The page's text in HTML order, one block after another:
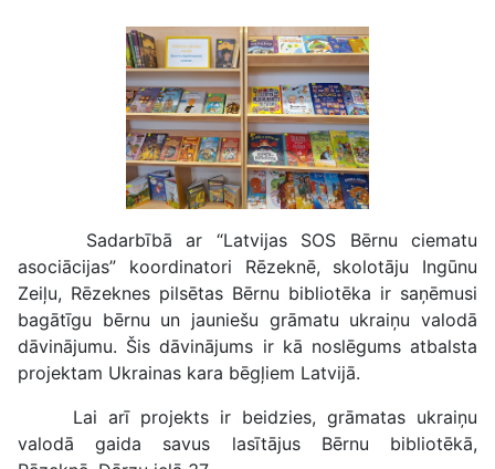
Sadarbībā ar “Latvijas SOS Bērnu ciematu
asociācijas” koordinatori Rēzeknē, skolotāju Ingūnu
Zeiļu, Rēzeknes pilsētas Bērnu bibliotēka ir saņēmusi
bagātīgu bērnu un jauniešu grāmatu ukraiņu valodā
dāvinājumu. Šis dāvinājums ir kā noslēgums atbalsta
projektam Ukrainas kara bēgļiem Latvijā.
Lai arī projekts ir beidzies, grāmatas ukraiņu
valodā gaida savus lasītājus Bērnu bibliotēkā,